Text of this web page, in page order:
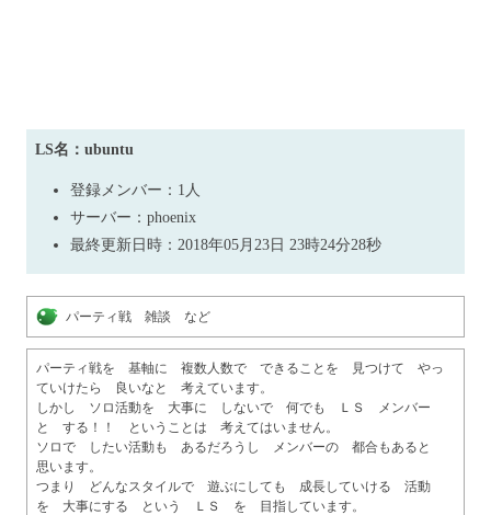
LS名：ubuntu
登録メンバー：1人
サーバー：phoenix
最終更新日時：2018年05月23日 23時24分28秒
パーティ戦　雑談　など
パーティ戦を　基軸に　複数人数で　できることを　見つけて　やっ
ていけたら　良いなと　考えています。
しかし　ソロ活動を　大事に　しないで　何でも　ＬＳ　メンバー
と　する！！　ということは　考えてはいません。
ソロで　したい活動も　あるだろうし　メンバーの　都合もあると
思います。
つまり　どんなスタイルで　遊ぶにしても　成長していける　活動
を　大事にする　という　ＬＳ　を　目指しています。